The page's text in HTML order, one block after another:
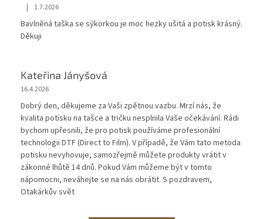
Hodnocení obchodu je 5 z 5 hvězdiček.
| 1.7.2026
Bavlněná taška se sýkorkou je moc hezky ušitá a potisk krásný.
Děkuji
Kateřina Jányšová
16.4.2026
Dobrý den, děkujeme za Vaši zpětnou vazbu. Mrzí nás, že
kvalita potisku na tašce a tričku nesplnila Vaše očekávání. Rádi
bychom upřesnili, že pro potisk používáme profesionální
technologii DTF (Direct to Film). V případě, že Vám tato metoda
potisku nevyhovuje, samozřejmě můžete produkty vrátit v
zákonné lhůtě 14 dnů. Pokud Vám můžeme být v tomto
nápomocni, neváhejte se na nás obrátit. S pozdravem,
Otakárkův svět